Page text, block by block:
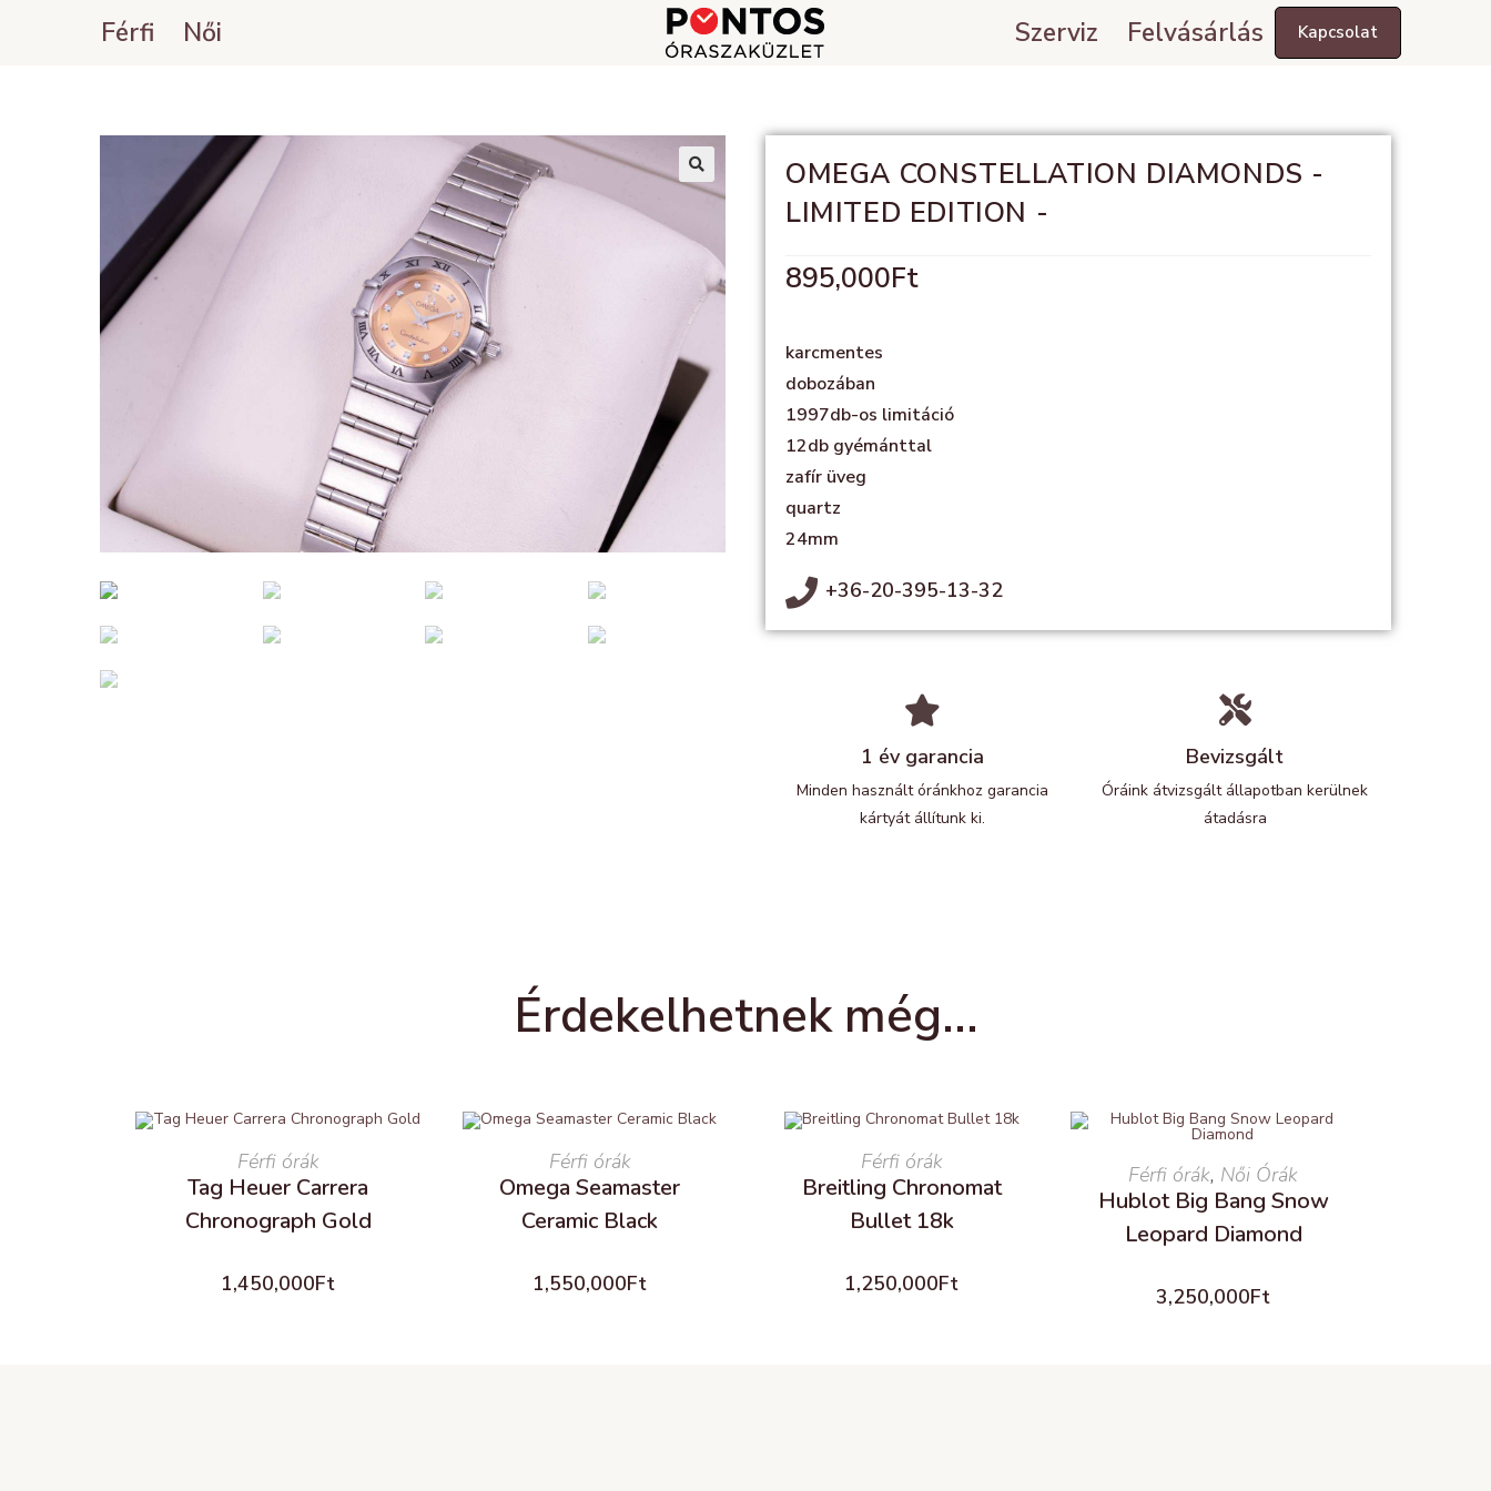
Férfi Női Szerviz Felvásárlás Kapcsolat
🔍
OMEGA CONSTELLATION DIAMONDS -
LIMITED EDITION -
895,000Ft
karcmentes
dobozában
1997db-os limitáció
12db gyémánttal
zafír üveg
quartz
24mm
+36-20-395-13-32
1 év garancia
Minden használt óránkhoz garancia
kártyát állítunk ki.
Bevizsgált
Óráink átvizsgált állapotban kerülnek
átadásra
Érdekelhetnek még...
READ MORE
Férfi órák
Tag Heuer Carrera
Chronograph Gold
1,450,000Ft
READ MORE
Férfi órák
Omega Seamaster
Ceramic Black
1,550,000Ft
READ MORE
Férfi órák
Breitling Chronomat
Bullet 18k
1,250,000Ft
READ MORE
Férfi órák, Női Órák
Hublot Big Bang Snow
Leopard Diamond
3,250,000Ft